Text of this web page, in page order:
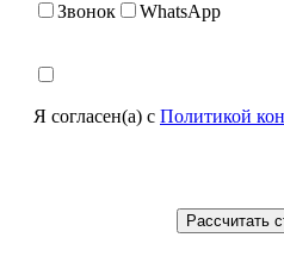
Звонок
WhatsApp
Я согласен(а) с Политикой